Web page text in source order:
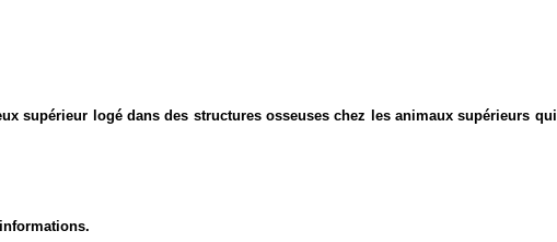
supérieur logé dans des structures osseuses chez les animaux supérieurs qui